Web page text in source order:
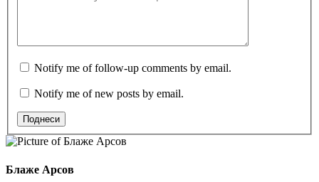
Notify me of follow-up comments by email.
Notify me of new posts by email.
Поднеси
Блаже Арсов